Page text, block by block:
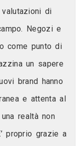
di
Negozi e
come punto di
un sapere
brand hanno
e attenta al
realtà non
proprio grazie a